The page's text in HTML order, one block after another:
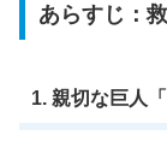
あらすじ：
1. 親切な巨人